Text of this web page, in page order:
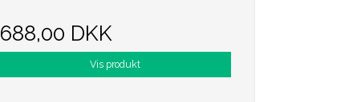
688,00 DKK
Vis produkt